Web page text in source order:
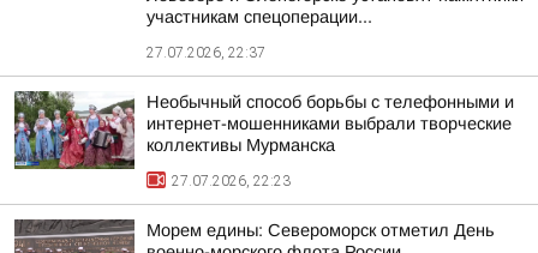
участникам спецоперации...
27.07.2026, 22:37
Необычный способ борьбы с телефонными и
интернет-мошенниками выбрали творческие
коллективы Мурманска
27.07.2026, 22:23
Морем едины: Североморск отметил День